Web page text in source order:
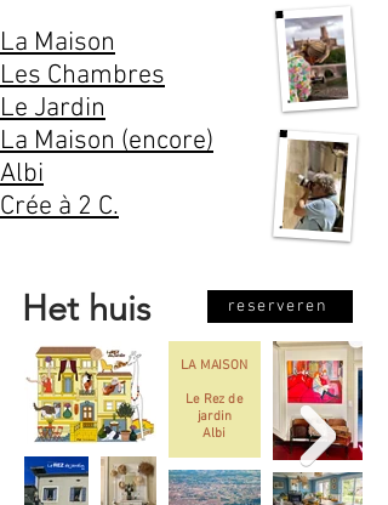
La Maison
Les Chambres
Le Jardin
La Maison (encore)
Albi
Crée à 2 C.
Het huis reserveren
LA MAISON
Le Rez de
jardin
Albi